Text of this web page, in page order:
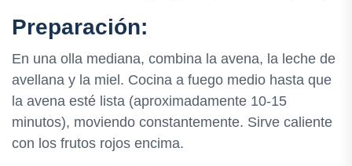
Preparación:
En una olla mediana, combina la avena, la leche de
avellana y la miel. Cocina a fuego medio hasta que
la avena esté lista (aproximadamente 10-15
minutos), moviendo constantemente. Sirve caliente
con los frutos rojos encima.